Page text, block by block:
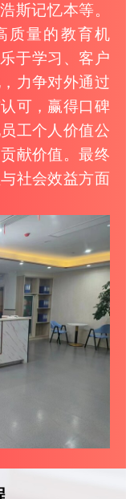
斯记忆本等。
质量的教育机
于学习、客户
力争对外通过
可，赢得口碑
工个人价值公
献价值。最终
社会效益方面